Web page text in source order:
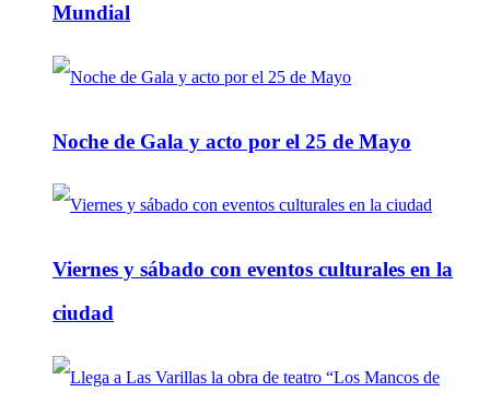
Mundial
Noche de Gala y acto por el 25 de Mayo
Viernes y sábado con eventos culturales en la
ciudad